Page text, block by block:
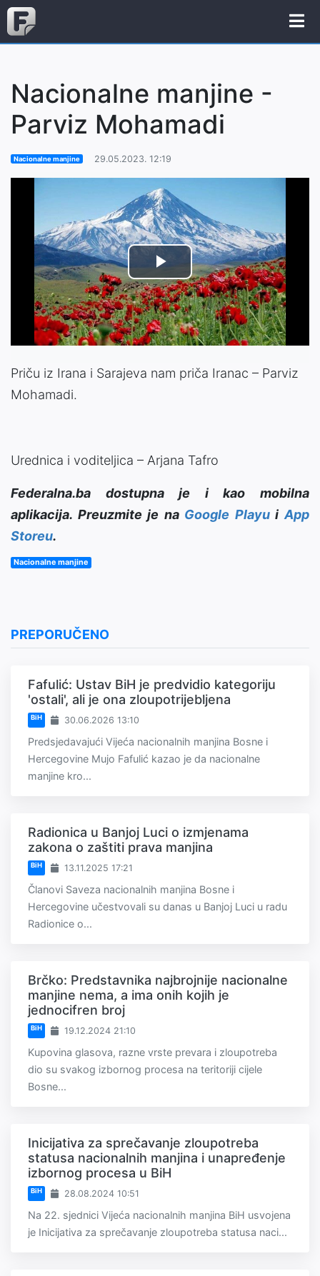
Nacionalne manjine -
Parviz Mohamadi
Nacionalne manjine 29.05.2023. 12:19
Play
Video
Priču iz Irana i Sarajeva nam priča Iranac – Parviz
Mohamadi.
Urednica i voditeljica – Arjana Tafro
Federalna.ba dostupna je i kao mobilna
aplikacija. Preuzmite je na Google PlayuiApp
Storeu.
Nacionalne manjine
PREPORUČENO
Fafulić: Ustav BiH je predvidio kategoriju
'ostali', ali je ona zloupotrijebljena
BiH 30.06.2026 13:10
Predsjedavajući Vijeća nacionalnih manjina Bosne i
Hercegovine Mujo Fafulić kazao je da nacionalne
manjine kro...
Radionica u Banjoj Luci o izmjenama
zakona o zaštiti prava manjina
BiH 13.11.2025 17:21
Članovi Saveza nacionalnih manjina Bosne i
Hercegovine učestvovali su danas u Banjoj Luci u radu
Radionice o...
Brčko: Predstavnika najbrojnije nacionalne
manjine nema, a ima onih kojih je
jednocifren broj
BiH 19.12.2024 21:10
Kupovina glasova, razne vrste prevara i zloupotreba
dio su svakog izbornog procesa na teritoriji cijele
Bosne...
Inicijativa za sprečavanje zloupotreba
statusa nacionalnih manjina i unapređenje
izbornog procesa u BiH
BiH 28.08.2024 10:51
Na 22. sjednici Vijeća nacionalnih manjina BiH usvojena
je Inicijativa za sprečavanje zloupotreba statusa naci...